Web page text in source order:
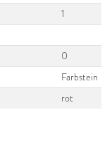
1
0
Farbstein
rot